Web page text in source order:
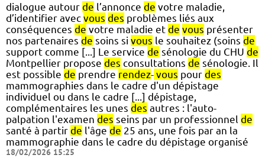
dialogue autour de l’annonce de votre maladie,
d’identifier avec vous des problèmes liés aux
conséquences de votre maladie et de vous présenter
nos partenaires de soins si vous le souhaitez (soins de
support comme [...] Le service de sénologie du CHU de
Montpellier propose des consultations de sénologie. Il
est possible de prendre rendez- vous pour des
mammographies dans le cadre d'un dépistage
individuel ou dans le cadre [...] dépistage,
complémentaires les unes des autres : l'auto-
palpation l'examen des seins par un professionnel de
santé à partir de l'âge de 25 ans, une fois par an la
mammographie dans le cadre du dépistage organisé
18/02/2026 15:25